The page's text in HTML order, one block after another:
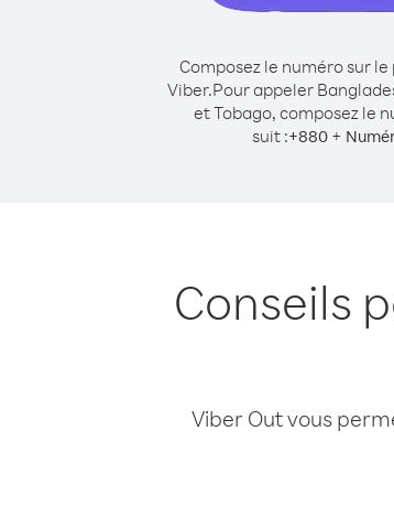
Composez le numéro sur
Viber.Pour appeler
et Tobago, composez le
suit :+880+
Conseils
Viber Out vous